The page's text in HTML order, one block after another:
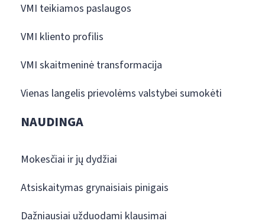
VMI teikiamos paslaugos
VMI kliento profilis
VMI skaitmeninė transformacija
Vienas langelis prievolėms valstybei sumokėti
NAUDINGA
Mokesčiai ir jų dydžiai
Atsiskaitymas grynaisiais pinigais
Dažniausiai užduodami klausimai